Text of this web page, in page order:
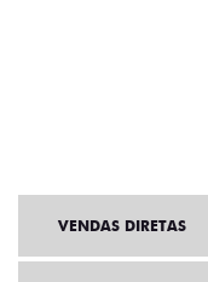
VENDAS DIRETAS